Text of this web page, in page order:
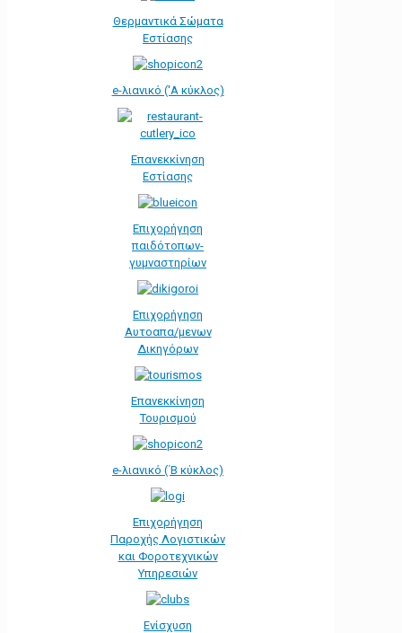
Θερμαντικά Σώματα
Εστίασης
e-λιανικό ('Α κύκλος)
Επανεκκίνηση
Εστίασης
Επιχορήγηση
παιδότοπων-
γυμναστηρίων
Επιχορήγηση
Αυτοαπα/μενων
Δικηγόρων
Επανεκκίνηση
Τουρισμού
e-λιανικό (΄Β κύκλος)
Επιχορήγηση
Παροχής Λογιστικών
και Φοροτεχνικών
Υπηρεσιών
Ενίσχυση